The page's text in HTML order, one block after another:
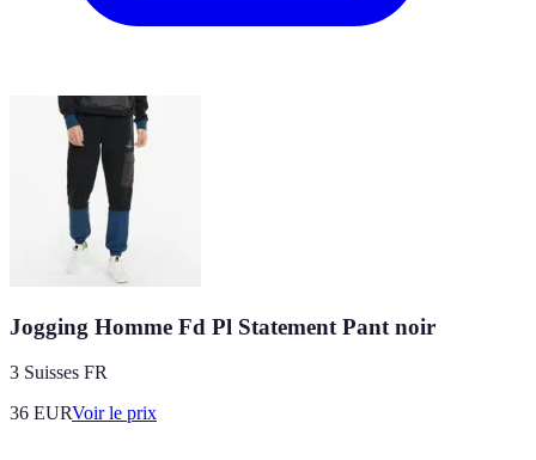
Jogging Homme Fd Pl Statement Pant noir
3 Suisses FR
36 EURVoir le prix